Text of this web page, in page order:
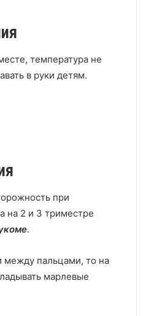
температура не
в руки детям.
при
на 2 и 3 триместре
.
между пальцами, то на
марлевые